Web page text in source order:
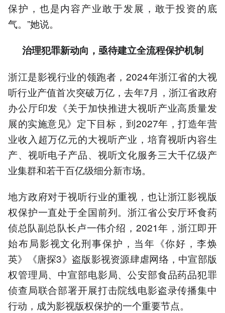
保护，也是内容产业敢于发展，敢于投资的底
气。”她说。
治理犯罪新动向，亟待建立全流程保护机制
浙江是影视行业的领跑者，2024年浙江省的大视
听行业产值首次突破万亿，去年7月，浙江省政府
办公厅印发《关于加快推进大视听产业高质量发
展的实施意见》定下目标，到2027年，打造年营
业收入超万亿元的大视听产业，培育视听内容生
产、视听电子产品、视听文化服务三大千亿级产
业集群和若干百亿级细分新市场。
地方政府对于视听行业的重视，也让浙江影视版
权保护一直处于全国前列。浙江省公安厅环食药
侦总队副总队长卢一伟介绍，2021年，浙江即开
始布局影视文化刑事保护，当年《你好，李焕
英》《唐探3》盗版影视资源肆虐网络，中宣部版
权管理局、中宣部电影局、公安部食品药品犯罪
侦查局联合部署开展打击院线电影盗录传播集中
行动，成为影视版权保护的一个重要节点。